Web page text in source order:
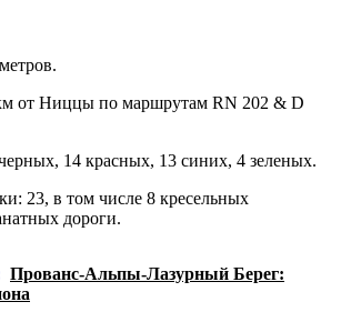
от Ниццы по маршрутам RN 202 & D
14 красных, 13 синих, 4 зеленых.
23, в том числе 8 кресельных
дороги.
Прованс-Альпы-Лазурный Берег: